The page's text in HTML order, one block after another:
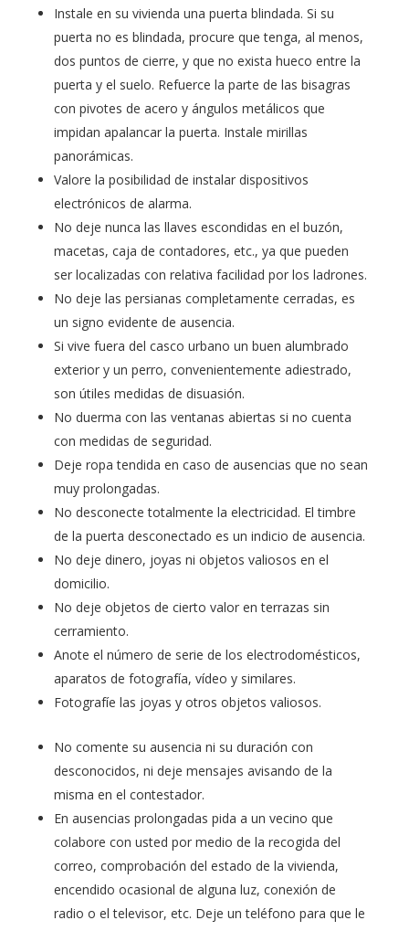
Instale en su vivienda una puerta blindada. Si su
puerta no es blindada, procure que tenga, al menos,
dos puntos de cierre, y que no exista hueco entre la
puerta y el suelo. Refuerce la parte de las bisagras
con pivotes de acero y ángulos metálicos que
impidan apalancar la puerta. Instale mirillas
panorámicas.
Valore la posibilidad de instalar dispositivos
electrónicos de alarma.
No deje nunca las llaves escondidas en el buzón,
macetas, caja de contadores, etc., ya que pueden
ser localizadas con relativa facilidad por los ladrones.
No deje las persianas completamente cerradas, es
un signo evidente de ausencia.
Si vive fuera del casco urbano un buen alumbrado
exterior y un perro, convenientemente adiestrado,
son útiles medidas de disuasión.
No duerma con las ventanas abiertas si no cuenta
con medidas de seguridad.
Deje ropa tendida en caso de ausencias que no sean
muy prolongadas.
No desconecte totalmente la electricidad. El timbre
de la puerta desconectado es un indicio de ausencia.
No deje dinero, joyas ni objetos valiosos en el
domicilio.
No deje objetos de cierto valor en terrazas sin
cerramiento.
Anote el número de serie de los electrodomésticos,
aparatos de fotografía, vídeo y similares.
Fotografíe las joyas y otros objetos valiosos.
No comente su ausencia ni su duración con
desconocidos, ni deje mensajes avisando de la
misma en el contestador.
En ausencias prolongadas pida a un vecino que
colabore con usted por medio de la recogida del
correo, comprobación del estado de la vivienda,
encendido ocasional de alguna luz, conexión de
radio o el televisor, etc. Deje un teléfono para que le